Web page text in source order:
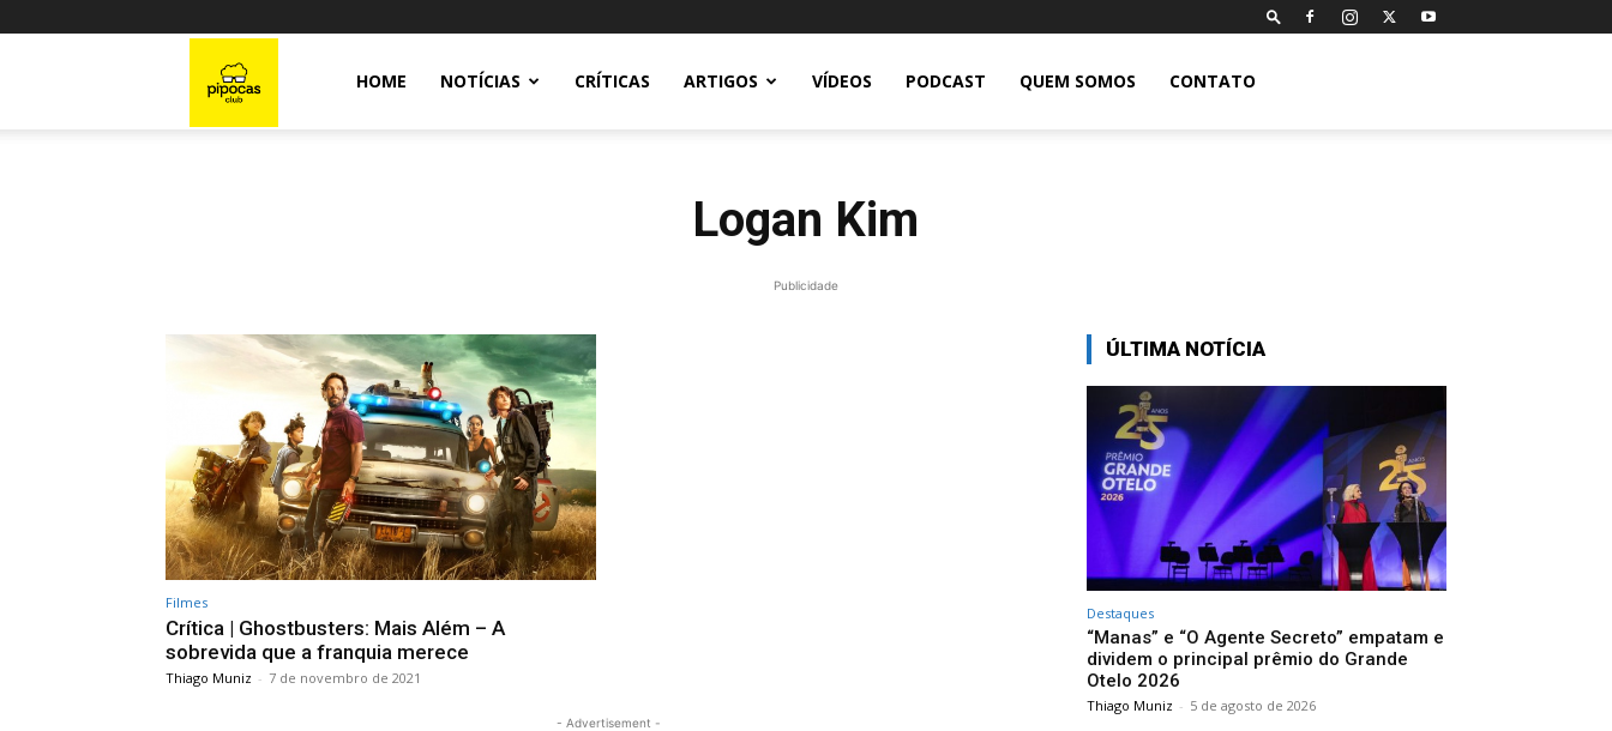
HOME NOTÍCIAS CRÍTICAS ARTIGOS VÍDEOS PODCAST QUEM SOMOS CONTATO
Logan Kim
Publicidade
Filmes
Crítica | Ghostbusters: Mais Além – A
sobrevida que a franquia merece
Thiago Muniz - 7 de novembro de 2021
- Advertisement -
ÚLTIMA NOTÍCIA
Destaques
“Manas” e “O Agente Secreto” empatam e
dividem o principal prêmio do Grande
Otelo 2026
Thiago Muniz - 5 de agosto de 2026